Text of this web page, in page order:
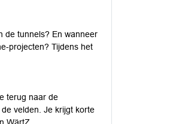
de tunnels? En wanneer
projecten? Tijdens het
terug naar de
velden. Je krijgt korte